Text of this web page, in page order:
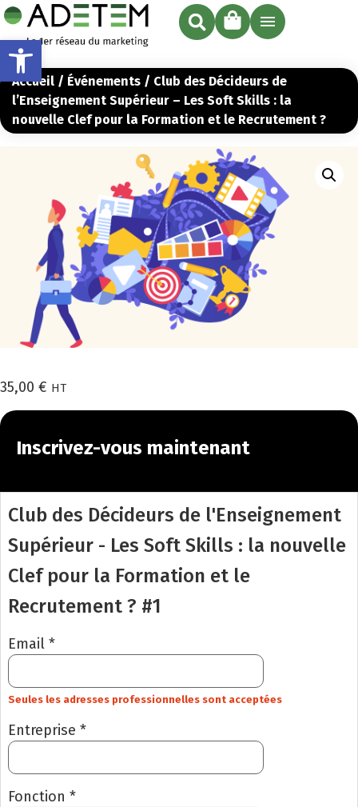
Ouvrir la barre d’outils
Accueil / Événements / Club des Décideurs de
l’Enseignement Supérieur – Les Soft Skills : la
nouvelle Clef pour la Formation et le Recrutement ?
35,00 € HT
Inscrivez-vous maintenant
Club des Décideurs de l'Enseignement
Supérieur - Les Soft Skills : la nouvelle
Clef pour la Formation et le
Recrutement ? #1
Email *
Seules les adresses professionnelles sont acceptées
Entreprise *
Fonction *